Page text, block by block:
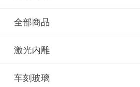
全部商品
激光内雕
车刻玻璃